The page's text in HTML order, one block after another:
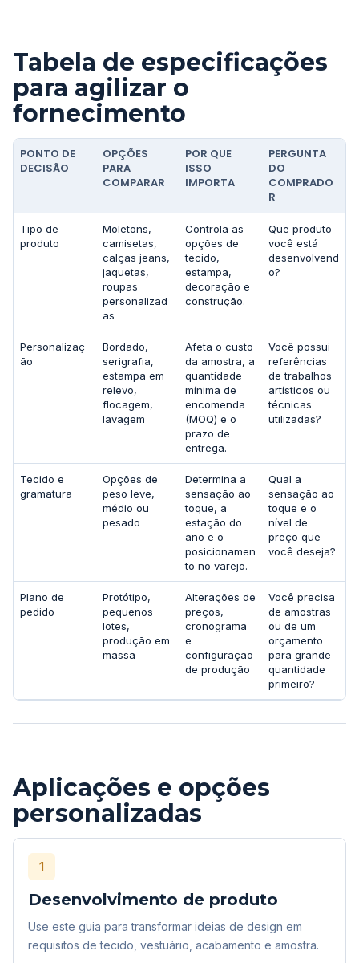
Tabela de especificações
para agilizar o
fornecimento
PONTO DE
DECISÃO
OPÇÕES
PARA
COMPARAR
POR QUE
ISSO
IMPORTA
PERGUNTA
DO
COMPRADO
R
Tipo de
produto
Moletons,
camisetas,
calças jeans,
jaquetas,
roupas
personalizad
as
Controla as
opções de
tecido,
estampa,
decoração e
construção.
Que produto
você está
desenvolvend
o?
Personalizaç
ão
Bordado,
serigrafia,
estampa em
relevo,
flocagem,
lavagem
Afeta o custo
da amostra, a
quantidade
mínima de
encomenda
(MOQ) e o
prazo de
entrega.
Você possui
referências
de trabalhos
artísticos ou
técnicas
utilizadas?
Tecido e
gramatura
Opções de
peso leve,
médio ou
pesado
Determina a
sensação ao
toque, a
estação do
ano e o
posicionamen
to no varejo.
Qual a
sensação ao
toque e o
nível de
preço que
você deseja?
Plano de
pedido
Protótipo,
pequenos
lotes,
produção em
massa
Alterações de
preços,
cronograma
e
configuração
de produção
Você precisa
de amostras
ou de um
orçamento
para grande
quantidade
primeiro?
Aplicações e opções
personalizadas
1
Desenvolvimento de produto
Use este guia para transformar ideias de design em
requisitos de tecido, vestuário, acabamento e amostra.